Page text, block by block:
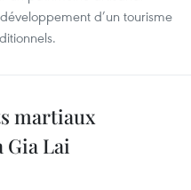
d’un tourisme
martiaux
Lai